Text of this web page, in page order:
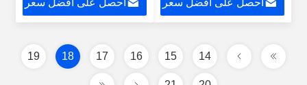
احصل على افضل سعر
احصل على افضل سعر
14
15
16
17
18
19